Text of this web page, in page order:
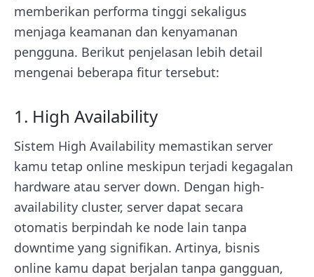
memberikan performa tinggi sekaligus
menjaga keamanan dan kenyamanan
pengguna. Berikut penjelasan lebih detail
mengenai beberapa fitur tersebut:
1. High Availability
Sistem High Availability memastikan server
kamu tetap online meskipun terjadi kegagalan
hardware atau server down. Dengan high-
availability cluster, server dapat secara
otomatis berpindah ke node lain tanpa
downtime yang signifikan. Artinya, bisnis
online kamu dapat berjalan tanpa gangguan,